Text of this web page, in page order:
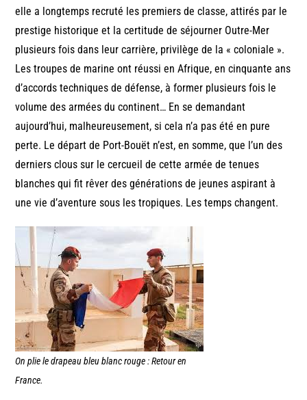
elle a longtemps recruté les premiers de classe, attirés par le
prestige historique et la certitude de séjourner Outre-Mer
plusieurs fois dans leur carrière, privilège de la « coloniale ».
Les troupes de marine ont réussi en Afrique, en cinquante ans
d’accords techniques de défense, à former plusieurs fois le
volume des armées du continent… En se demandant
aujourd’hui, malheureusement, si cela n’a pas été en pure
perte. Le départ de Port-Bouët n’est, en somme, que l’un des
derniers clous sur le cercueil de cette armée de tenues
blanches qui fit rêver des générations de jeunes aspirant à
une vie d’aventure sous les tropiques. Les temps changent.
On plie le drapeau bleu blanc rouge : Retour en
France.